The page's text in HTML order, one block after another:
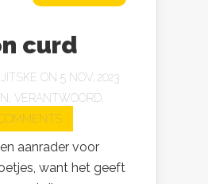
curd
JITSKE ON 5 NOV, 2023
, VERANTWOORD,
aanrader voor
want het geeft